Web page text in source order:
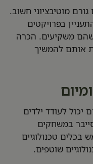
מוטיבציוני חשוב.
בפרויקטים
משקיעים. הכרה
אותם להמשיך
יכול לעודד ילדים
במשחקים
טכנולוגיים
שוטפים.